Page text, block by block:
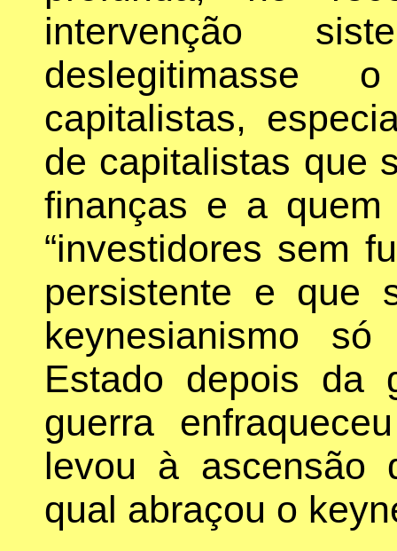
intervenção
capitalistas,
de capitalistas que
finanças e a quem
“investidores sem
persistente e que
keynesianismo
Estado depois da
guerra
levou à ascensão
qual abraçou o